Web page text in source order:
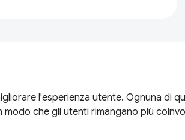
l'esperienza utente. Ognuna di
che gli utenti rimangano più